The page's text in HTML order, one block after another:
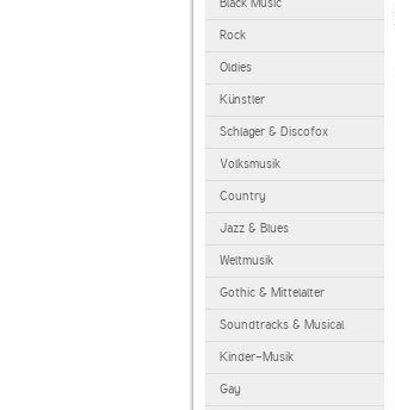
Rock
Oldies
Künstler
Schlager & Discofox
Volksmusik
Country
Jazz & Blues
Weltmusik
Gothic & Mittelalter
Soundtracks & Musical
Kinder-Musik
Gay